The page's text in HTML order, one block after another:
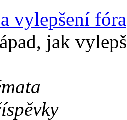
vylepšení fóra
jak